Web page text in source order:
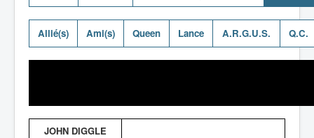
Dessins
Artiste Asperger
Allié(s) Ami(s) Queen Lance A.R.G.U.S. Q.C.
JOHN DIGGLE